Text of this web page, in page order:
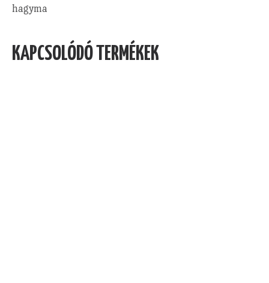
hagyma
KAPCSOLÓDÓ TERMÉKEK